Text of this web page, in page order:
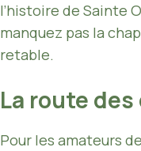
l’histoire de Sainte
manquez pas la
retable.
La route
Pour les amateurs